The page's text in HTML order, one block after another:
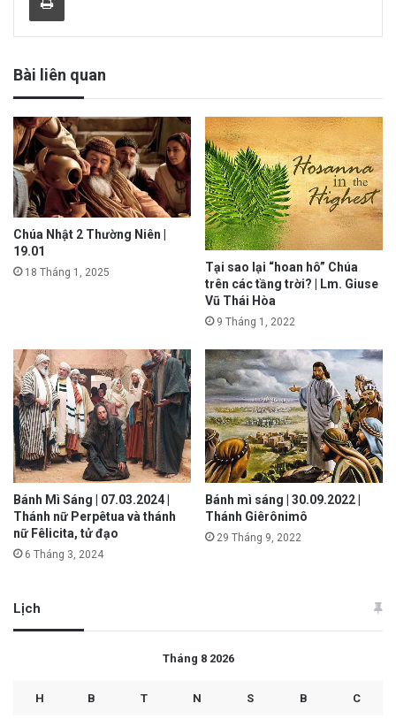
Bài liên quan
Chúa Nhật 2 Thường Niên |
19.01
18 Tháng 1, 2025
Tại sao lại “hoan hô” Chúa
trên các tầng trời? | Lm. Giuse
Vũ Thái Hòa
9 Tháng 1, 2022
Bánh Mì Sáng | 07.03.2024 |
Thánh nữ Perpêtua và thánh
nữ Fêlicita, tử đạo
6 Tháng 3, 2024
Bánh mì sáng | 30.09.2022 |
Thánh Giêrônimô
29 Tháng 9, 2022
Lịch
Tháng 8 2026
H B T N S B C